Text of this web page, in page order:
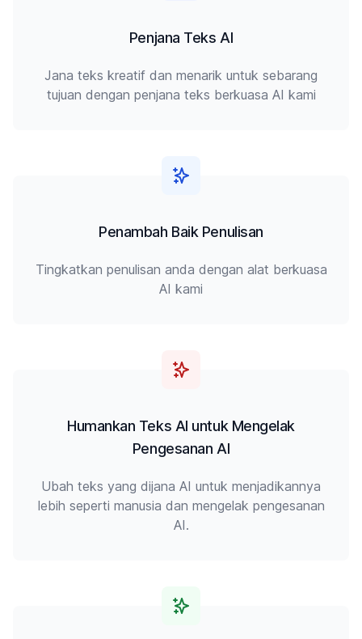
Penjana Teks AI
Jana teks kreatif dan menarik untuk sebarang
tujuan dengan penjana teks berkuasa AI kami
Penambah Baik Penulisan
Tingkatkan penulisan anda dengan alat berkuasa
AI kami
Humankan Teks AI untuk Mengelak
Pengesanan AI
Ubah teks yang dijana AI untuk menjadikannya
lebih seperti manusia dan mengelak pengesanan
AI.